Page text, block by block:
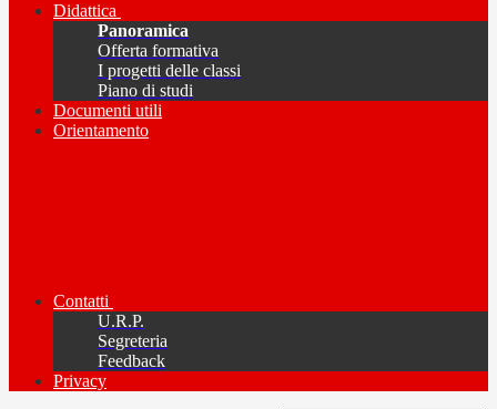
Didattica
Panoramica
Offerta formativa
I progetti delle classi
Piano di studi
Documenti utili
Orientamento
Contatti
U.R.P.
Segreteria
Feedback
Privacy